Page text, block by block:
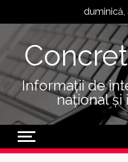
duminică,
Informații de
național și